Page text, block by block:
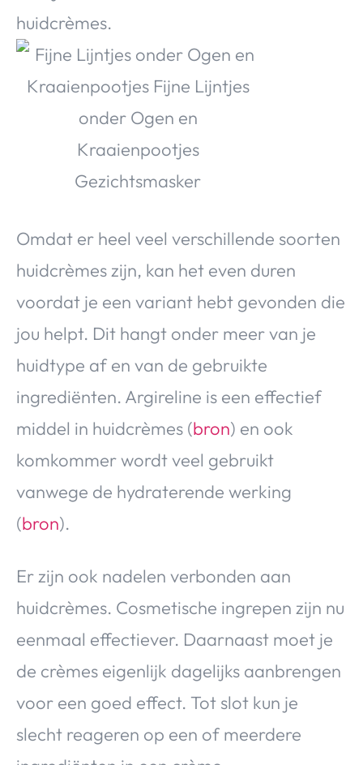
huidcrèmes.
Omdat er heel veel verschillende soorten
huidcrèmes zijn, kan het even duren
voordat je een variant hebt gevonden die
jou helpt. Dit hangt onder meer van je
huidtype af en van de gebruikte
ingrediënten. Argireline is een effectief
middel in huidcrèmes (bron) en ook
komkommer wordt veel gebruikt
vanwege de hydraterende werking
(bron).
Er zijn ook nadelen verbonden aan
huidcrèmes. Cosmetische ingrepen zijn nu
eenmaal effectiever. Daarnaast moet je
de crèmes eigenlijk dagelijks aanbrengen
voor een goed effect. Tot slot kun je
slecht reageren op een of meerdere